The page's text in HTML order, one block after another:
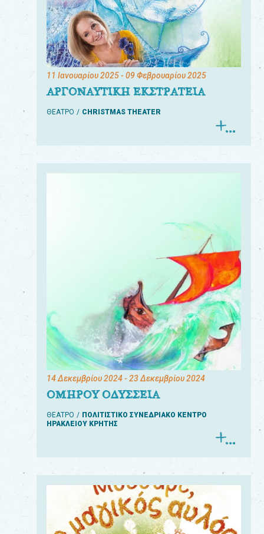
11 Ιανουαρίου 2025- 09 Φεβρουαρίου 2025
ΑΡΓΟΝΑΥΤΙΚΗ ΕΚΣΤΡΑΤΕΙΑ
ΘΕΑΤΡΟ CHRISTMAS THEATER
14 Δεκεμβρίου 2024- 23 Δεκεμβρίου 2024
ΟΜΗΡΟΥ ΟΔΥΣΣΕΙΑ
ΘΕΑΤΡΟ
ΠΟΛΙΤΙΣΤΙΚΟ ΣΥΝΕΔΡΙΑΚΟ ΚΕΝΤΡΟ
ΗΡΑΚΛΕΙΟΥ ΚΡΗΤΗΣ